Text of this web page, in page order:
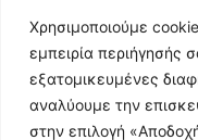
Χρησιμοποιούμε
εμπειρία περιήγησής
εξατομικευμένες
αναλύουμε την
στην επιλογή
Γίνε ο